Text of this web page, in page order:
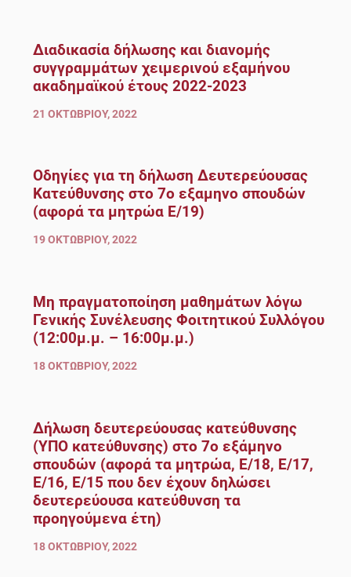
Διαδικασία δήλωσης και διανομής
συγγραμμάτων χειμερινού εξαμήνου
ακαδημαϊκού έτους 2022-2023
21 ΟΚΤΩΒΡΊΟΥ, 2022
Οδηγίες για τη δήλωση Δευτερεύουσας
Κατεύθυνσης στο 7ο εξαμηνο σπουδών
(αφορά τα μητρώα Ε/19)
19 ΟΚΤΩΒΡΊΟΥ, 2022
Μη πραγματοποίηση μαθημάτων λόγω
Γενικής Συνέλευσης Φοιτητικού Συλλόγου
(12:00μ.μ. – 16:00μ.μ.)
18 ΟΚΤΩΒΡΊΟΥ, 2022
Δήλωση δευτερεύουσας κατεύθυνσης
(ΥΠΟ κατεύθυνσης) στο 7ο εξάμηνο
σπουδών (αφορά τα μητρώα, Ε/18, Ε/17,
Ε/16, Ε/15 που δεν έχουν δηλώσει
δευτερεύουσα κατεύθυνση τα
προηγούμενα έτη)
18 ΟΚΤΩΒΡΊΟΥ, 2022